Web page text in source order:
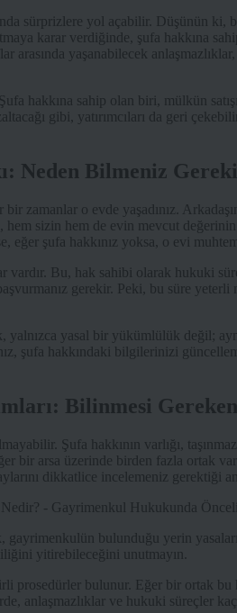
sürprizlere yol açabilir. Düşünün ki,
karar verdiğinde, şufa hakkına
arasında yaşanabilecek
hakkına sahip olan biri, mülkün
gibi, yatırımcıları da geri
Neden Bilmeniz
zamanlar o evde yaşadınız.
hem sizin hem de evin mevcut
eğer şufa hakkınız yoksa, o evi
Bu, hak sahibi olarak hukuki
gerekir. Peki, bu süre yeterli
yalnızca yasal bir yükümlülük değil;
şufa hakkındaki bilgilerinizi
Bilinmesi
Şufa hakkının varlığı,
bir arsa üzerinde birden fazla ortak
dikkatlice incelemeniz gerektiği
gayrimenkulün bulunduğu yerin
yitirebileceğini unutmayın.
prosedürler bulunur. Eğer bir ortak bu
anlaşmazlıklar ve hukuki süreçler